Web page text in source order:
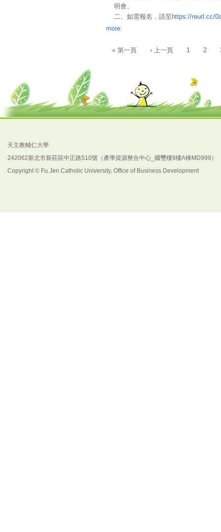
明會。
二、如需報名，請至 https://reurl.cc/
(02)2365-0018#34、耿小姐，電話：
more
頁面
« 第一頁 ‹ 上一頁 1 2
天主教輔仁大學
242062新北市新莊區中正路510號（產學資源整合中心_國璽樓9樓A棟MD999）
Copyright © Fu Jen Catholic University, Office of Business Development